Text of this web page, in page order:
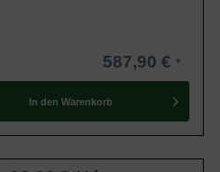
587,90 €
In den Warenkorb